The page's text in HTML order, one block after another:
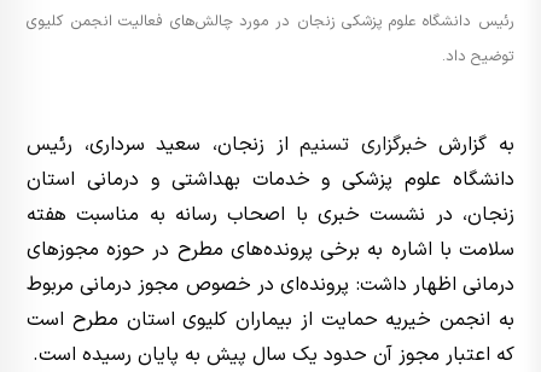
رئیس دانشگاه علوم پزشکی زنجان در مورد چالش‌های فعالیت انجمن کلیوی
توضیح داد.
به گزارش خبرگزاری تسنیماز زنجان، سعید سرداری، رئیس
دانشگاه علوم پزشکی و خدمات بهداشتی و درمانی استان
زنجان، در نشست خبری با اصحاب رسانه به مناسبت هفته
سلامت با اشاره به برخی پرونده‌های مطرح در حوزه مجوزهای
درمانی اظهار داشت: پرونده‌ای در خصوص مجوز درمانی مربوط
به انجمن خیریه حمایت از بیماران کلیوی استان مطرح است
که اعتبار مجوز آن حدود یک سال پیش به پایان رسیده است.